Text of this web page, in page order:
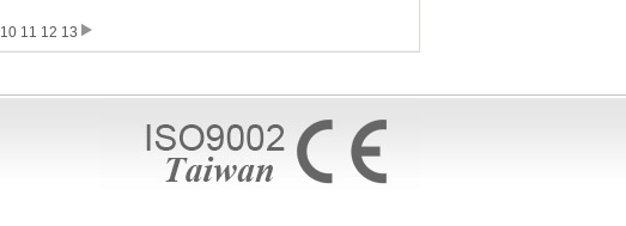
10 11 12 13